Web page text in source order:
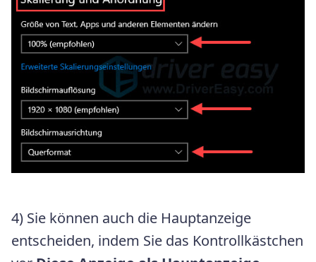
4) Sie können auch die Hauptanzeige
entscheiden, indem Sie das Kontrollkästchen